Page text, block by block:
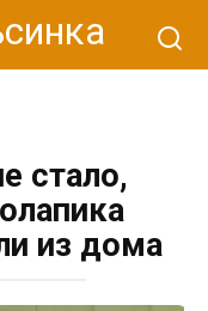
стало,
из дома